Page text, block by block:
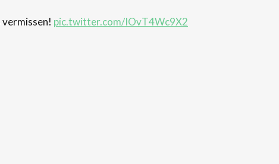
pic.twitter.com/IOvT4Wc9X2